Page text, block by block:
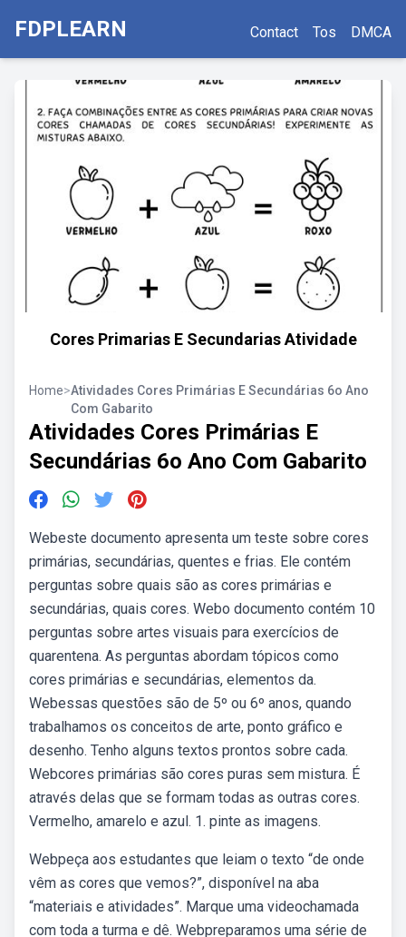
FDPLEARN Contact Tos DMCA
Cores Primarias E Secundarias Atividade
Home>Atividades Cores Primárias E Secundárias 6o Ano
Com Gabarito
Atividades Cores Primárias E
Secundárias 6o Ano Com Gabarito
Webeste documento apresenta um teste sobre cores
primárias, secundárias, quentes e frias. Ele contém
perguntas sobre quais são as cores primárias e
secundárias, quais cores. Webo documento contém 10
perguntas sobre artes visuais para exercícios de
quarentena. As perguntas abordam tópicos como
cores primárias e secundárias, elementos da.
Webessas questões são de 5º ou 6º anos, quando
trabalhamos os conceitos de arte, ponto gráfico e
desenho. Tenho alguns textos prontos sobre cada.
Webcores primárias são cores puras sem mistura. É
através delas que se formam todas as outras cores.
Vermelho, amarelo e azul. 1. pinte as imagens.
Webpeça aos estudantes que leiam o texto “de onde
vêm as cores que vemos?”, disponível na aba
“materiais e atividades”. Marque uma videochamada
com toda a turma e dê. Webpreparamos uma série de